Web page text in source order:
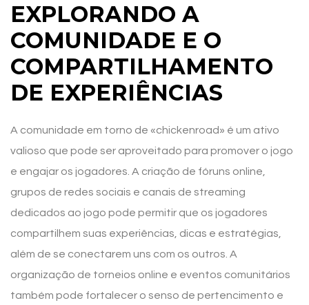
EXPLORANDO A
COMUNIDADE E O
COMPARTILHAMENTO
DE EXPERIÊNCIAS
A comunidade em torno de «chickenroad» é um ativo
valioso que pode ser aproveitado para promover o jogo
e engajar os jogadores. A criação de fóruns online,
grupos de redes sociais e canais de streaming
dedicados ao jogo pode permitir que os jogadores
compartilhem suas experiências, dicas e estratégias,
além de se conectarem uns com os outros. A
organização de torneios online e eventos comunitários
também pode fortalecer o senso de pertencimento e